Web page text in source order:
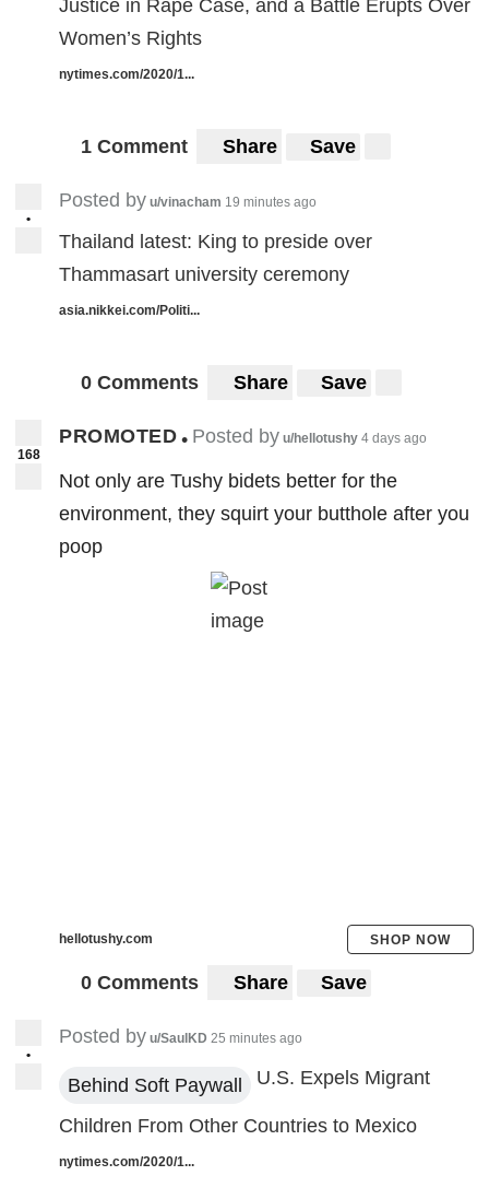
Justice in Rape Case, and a Battle Erupts Over
Women’s Rights
nytimes.com/2020/1...
1 Comment Share Save
•
Posted by u/vinacham 19 minutes ago
Thailand latest: King to preside over
Thammasart university ceremony
asia.nikkei.com/Politi...
0 Comments Share Save
168
PROMOTED • Posted by u/hellotushy 4 days ago
Not only are Tushy bidets better for the
environment, they squirt your butthole after you
poop
hellotushy.com SHOP NOW
0 Comments Share Save
•
Posted by u/SaulKD 25 minutes ago
Behind Soft Paywall U.S. Expels Migrant
Children From Other Countries to Mexico
nytimes.com/2020/1...